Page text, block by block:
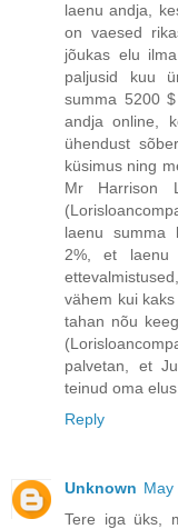
laenu andja,
on vaesed
jõukas elu
paljusid kuu
summa 5200
andja online,
ühendust
küsimus ning
Mr Harrison
laenu summa
2%, et laenu
vähem kui
tahan nõu
palvetan, et
teinud oma elus.
Reply
Unknown May
Tere iga üks,